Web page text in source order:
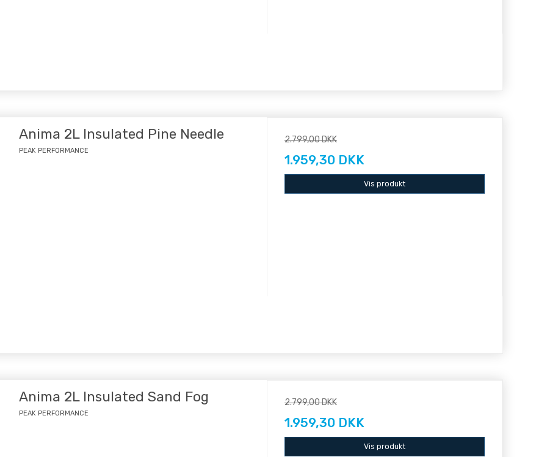
Anima 2L Insulated Pine Needle
PEAK PERFORMANCE
2.799,00 DKK
1.959,30 DKK
Vis produkt
Anima 2L Insulated Sand Fog
PEAK PERFORMANCE
2.799,00 DKK
1.959,30 DKK
Vis produkt